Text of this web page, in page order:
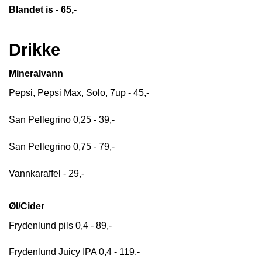
Blandet is - 65,-
Drikke
Mineralvann
Pepsi, Pepsi Max, Solo, 7up - 45,-
San Pellegrino 0,25 - 39,-
San Pellegrino 0,75 - 79,-
Vannkaraffel - 29,-
Øl/Cider
Frydenlund pils 0,4 - 89,-
Frydenlund Juicy IPA 0,4 - 119,-